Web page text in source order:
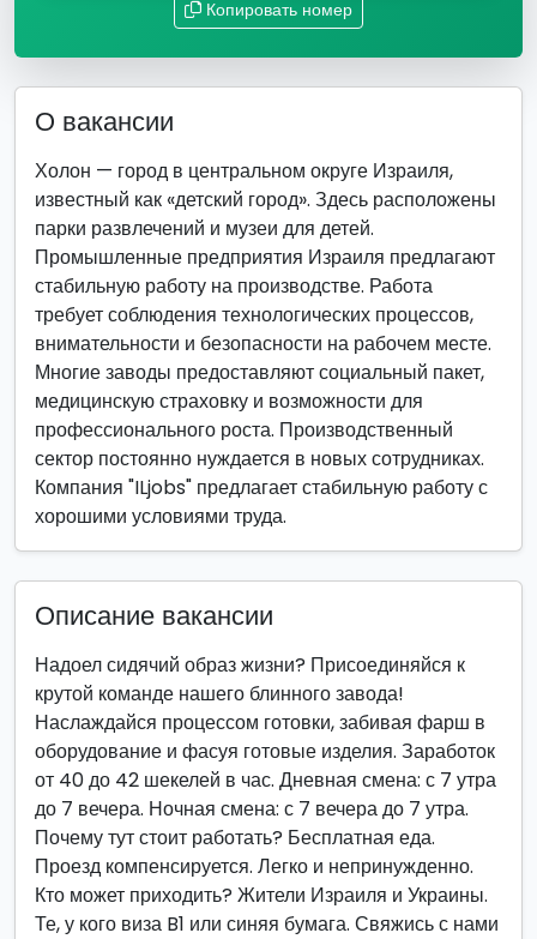
Копировать номер
О вакансии
Холон — город в центральном округе Израиля,
известный как «детский город». Здесь расположены
парки развлечений и музеи для детей.
Промышленные предприятия Израиля предлагают
стабильную работу на производстве. Работа
требует соблюдения технологических процессов,
внимательности и безопасности на рабочем месте.
Многие заводы предоставляют социальный пакет,
медицинскую страховку и возможности для
профессионального роста. Производственный
сектор постоянно нуждается в новых сотрудниках.
Компания "ILjobs" предлагает стабильную работу с
хорошими условиями труда.
Описание вакансии
Надоел сидячий образ жизни? Присоединяйся к
крутой команде нашего блинного завода!
Наслаждайся процессом готовки, забивая фарш в
оборудование и фасуя готовые изделия. Заработок
от 40 до 42 шекелей в час. Дневная смена: с 7 утра
до 7 вечера. Ночная смена: с 7 вечера до 7 утра.
Почему тут стоит работать? Бесплатная еда.
Проезд компенсируется. Легко и непринужденно.
Кто может приходить? Жители Израиля и Украины.
Те, у кого виза B1 или синяя бумага. Свяжись с нами